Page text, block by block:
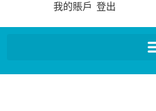
我的賬戶 登出